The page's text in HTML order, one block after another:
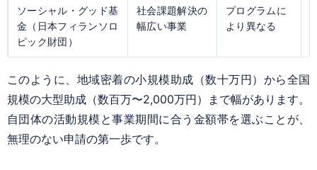
ソーシャル・グッド基
金（日本フィランソロ
ピック財団）
社会課題解決の
幅広い事業
プログラムに
より異なる
このように、地域密着の小規模助成（数十万円）から全国
規模の大型助成（数百万〜2,000万円）まで幅があります。
自団体の活動規模と事業期間に合う金額帯を選ぶことが、
無理のない申請の第一歩です。